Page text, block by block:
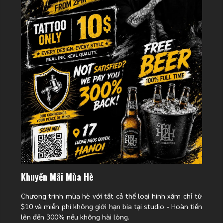
Các Loại Hình Xăm Full Tay Cho
Nam Phổ Biến Nhất
Khuyến Mãi Mùa Hè
Chương trình mùa hè với tất cả thể loại hình xăm chỉ từ
$10 và miễn phí không giới hạn bia tại studio - Hoàn tiền
lên đến 300% nếu không hài lòng.